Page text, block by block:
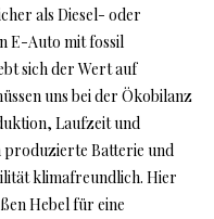
als Diesel- oder
E-Auto mit fossil
sich der Wert auf
uns bei der Ökobilanz
Laufzeit und
produzierte Batterie und
klimafreundlich. Hier
Hebel für eine